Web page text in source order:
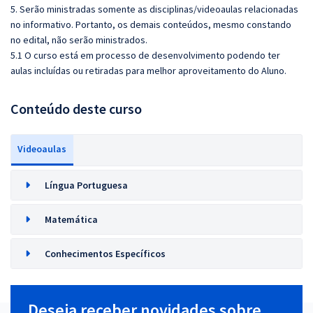
5. Serão ministradas somente as disciplinas/videoaulas relacionadas
no informativo. Portanto, os demais conteúdos, mesmo constando
no edital, não serão ministrados.
5.1 O curso está em processo de desenvolvimento podendo ter
aulas incluídas ou retiradas para melhor aproveitamento do Aluno.
Conteúdo deste curso
Videoaulas
Língua Portuguesa
Matemática
Conhecimentos Específicos